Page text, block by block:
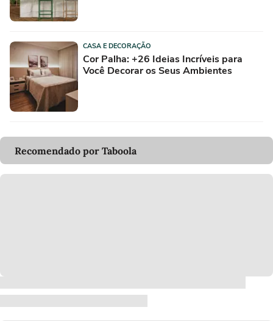
CASA E DECORAÇÃO
Cor Palha: +26 Ideias Incríveis para
Você Decorar os Seus Ambientes
Recomendado por Taboola